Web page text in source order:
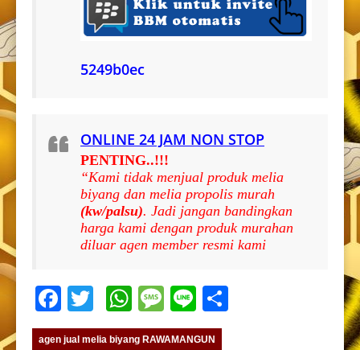
5249b0ec
ONLINE 24 JAM NON STOP
PENTING..!!!
“Kami tidak menjual produk melia
biyang dan melia propolis murah
(kw/palsu). Jadi jangan bandingkan
harga kami dengan produk murahan
diluar agen member resmi kami
Facebook
TwitterWhatsApp
Message
Line
agen jual melia biyang RAWAMANGUN